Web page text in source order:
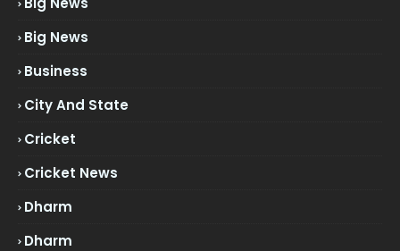
Big News
Business
City And State
Cricket
Cricket News
Dharm
Dharm